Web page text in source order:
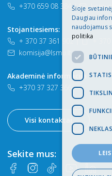
+370 659 08 384
|
Stojantiesiems:
+ 370 37 361 902 |
komisija@lsmu.lt
Akademinė informacija
+370 37 327 366
Visi kontaktai
Sekite mus:
Šioje
Daugiau
naudojamus
politika